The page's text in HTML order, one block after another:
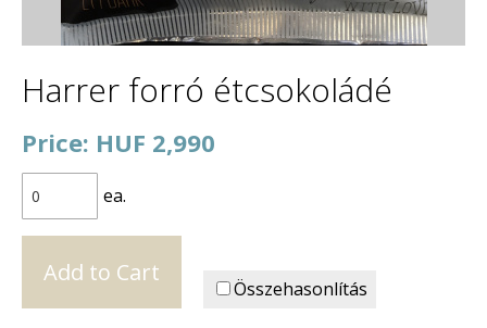
Harrer forró étcsokoládé
Price: HUF 2,990
ea.
Összehasonlítás